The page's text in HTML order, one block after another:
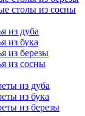
столы из сосны
из дуба
из бука
из березы
из сосны
из дуба
из бука
из березы